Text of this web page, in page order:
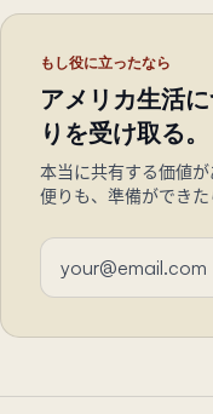
もし役に立ったなら
アメリカ生活
りを受け取る。
本当に共有する価値
便りも、準備ができた
メールアドレス